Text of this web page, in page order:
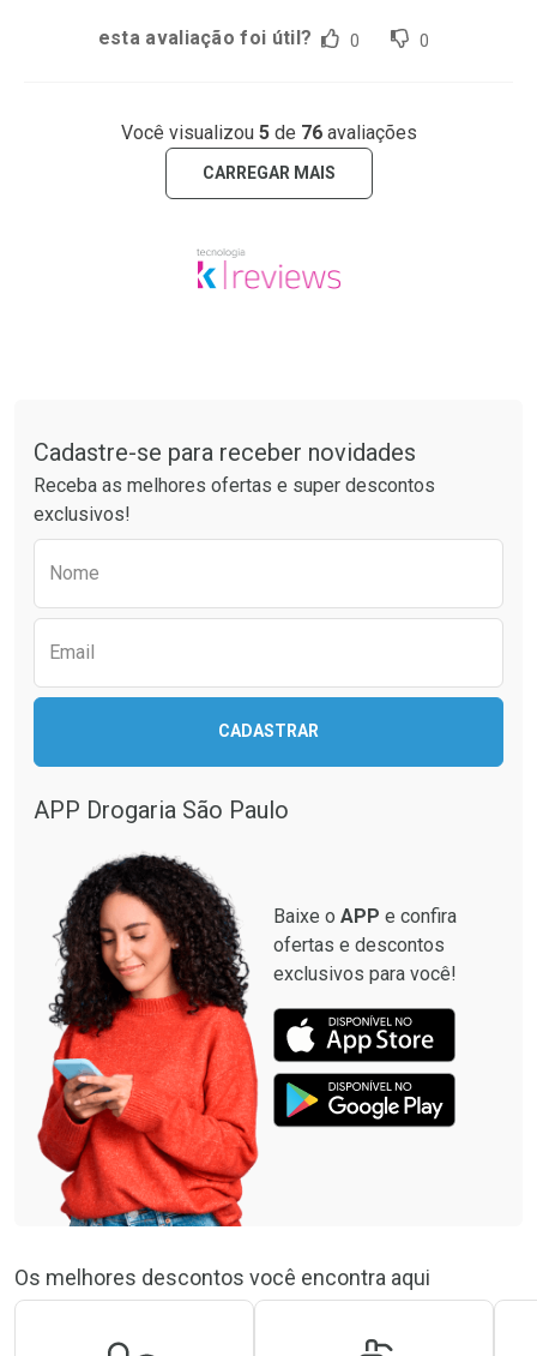
esta avaliação foi útil? 0 0
Você visualizou 5de 76avaliações
CARREGAR MAIS
Cadastre-se para receber novidades
Receba as melhores ofertas e super descontos
exclusivos!
Nome
Email
CADASTRAR
APP Drogaria São Paulo
Baixe o APP e confira
ofertas e descontos
exclusivos para você!
Os melhores descontos você encontra aqui